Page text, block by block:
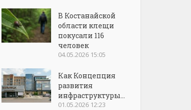
В Костанайской
области клещи
покусали 116
человек
04.05.2026 15:05
Как Концепция
развития
инфраструктуры...
01.05.2026 12:23